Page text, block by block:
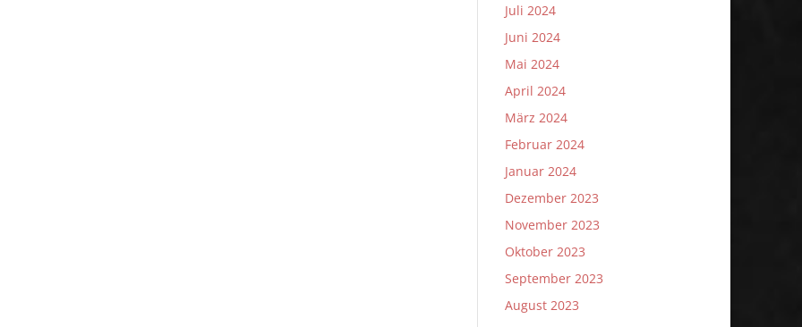
Juli 2024
Juni 2024
Mai 2024
April 2024
März 2024
Februar 2024
Januar 2024
Dezember 2023
November 2023
Oktober 2023
September 2023
August 2023